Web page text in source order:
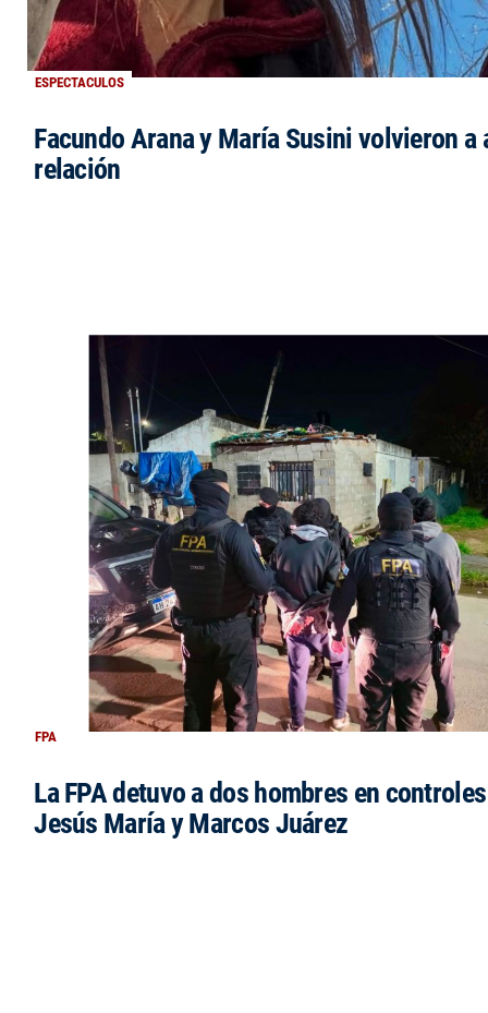
ESPECTACULOS
Facundo Arana y María Susini volvieron a
relación
FPA
La FPA detuvo a dos hombres en
Jesús María y Marcos Juárez